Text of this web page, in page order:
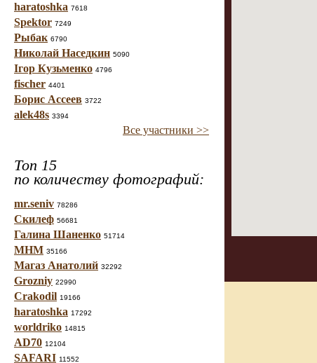
haratoshka 7618
Spektor 7249
Рыбак 6790
Николай Наседкин 5090
Ігор Кузьменко 4796
fischer 4401
Борис Ассеев 3722
alek48s 3394
Все участники >>
Топ 15
по количеству фотографий:
mr.seniv 78286
Скилеф 56681
Галина Шаненко 51714
МНМ 35166
Магаз Анатолий 32292
Grozniy 22990
Crakodil 19166
haratoshka 17292
worldriko 14815
AD70 12104
SAFARI 11552